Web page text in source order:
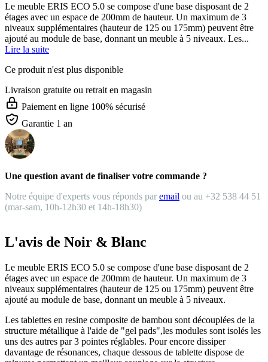
Le meuble ERIS ECO 5.0 se compose d'une base disposant de 2
étages avec un espace de 200mm de hauteur. Un maximum de 3
niveaux supplémentaires (hauteur de 125 ou 175mm) peuvent être
ajouté au module de base, donnant un meuble à 5 niveaux. Les...
Lire la suite
Ce produit n'est plus disponible
Livraison gratuite ou retrait en magasin
Paiement en ligne 100% sécurisé
Garantie 1 an
Une question avant de finaliser votre commande ?
Notre équipe d'experts vous réponds par email ou au +32 538 44 51
(mar-sam, 10h-12h30 et 14h-18h30)
L'avis de Noir & Blanc
Le meuble ERIS ECO 5.0 se compose d'une base disposant de 2
étages avec un espace de 200mm de hauteur. Un maximum de 3
niveaux supplémentaires (hauteur de 125 ou 175mm) peuvent être
ajouté au module de base, donnant un meuble à 5 niveaux.
Les tablettes en resine composite de bambou sont découplées de la
structure métallique à l'aide de "gel pads",les modules sont isolés les
uns des autres par 3 pointes réglables. Pour encore dissiper
davantage de résonances, chaque dessous de tablette dispose de